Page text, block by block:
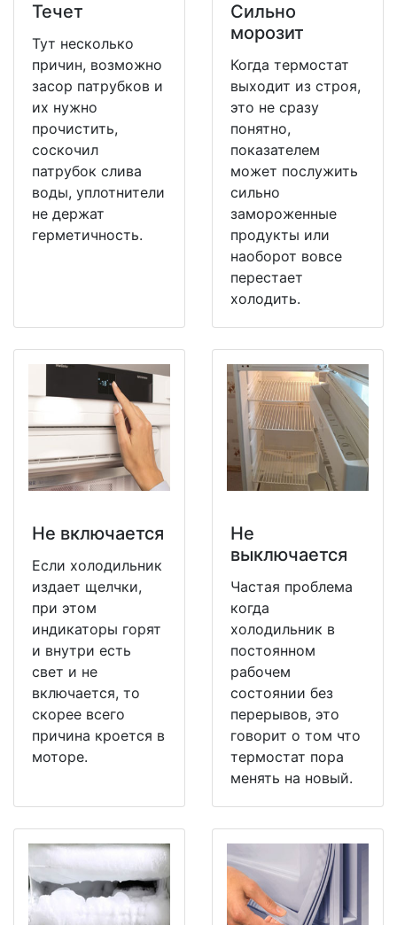
Течет
Тут несколько
причин, возможно
засор патрубков и
их нужно
прочистить,
соскочил
патрубок слива
воды, уплотнители
не держат
герметичность.
Сильно
морозит
Когда термостат
выходит из строя,
это не сразу
понятно,
показателем
может послужить
сильно
замороженные
продукты или
наоборот вовсе
перестает
холодить.
Не включается
Если холодильник
издает щелчки,
при этом
индикаторы горят
и внутри есть
свет и не
включается, то
скорее всего
причина кроется в
моторе.
Не
выключается
Частая проблема
когда
холодильник в
постоянном
рабочем
состоянии без
перерывов, это
говорит о том что
термостат пора
менять на новый.